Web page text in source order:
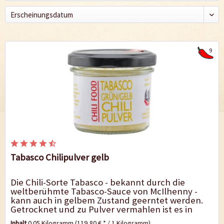
9
Tabasco Chilipulver gelb
Die Chili-Sorte Tabasco - bekannt durch die
weltberühmte Tabasco-Sauce von McIlhenny -
kann auch in gelbem Zustand geerntet werden.
Getrocknet und zu Pulver vermahlen ist es in
Europa eine Rarität. Die Tabasco-Chilis haben...